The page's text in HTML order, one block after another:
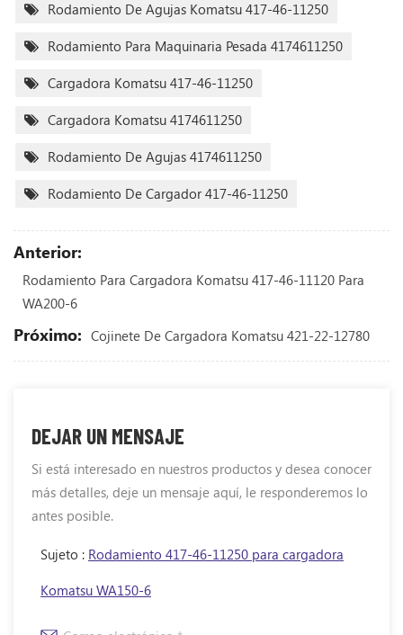
Rodamiento De Agujas Komatsu 417-46-11250
Rodamiento Para Maquinaria Pesada 4174611250
Cargadora Komatsu 417-46-11250
Cargadora Komatsu 4174611250
Rodamiento De Agujas 4174611250
Rodamiento De Cargador 417-46-11250
Anterior:
Rodamiento Para Cargadora Komatsu 417-46-11120 Para
WA200-6
Próximo: Cojinete De Cargadora Komatsu 421-22-12780
DEJAR UN MENSAJE
Si está interesado en nuestros productos y desea conocer
más detalles, deje un mensaje aquí, le responderemos lo
antes posible.
Sujeto : Rodamiento 417-46-11250 para cargadora
Komatsu WA150-6